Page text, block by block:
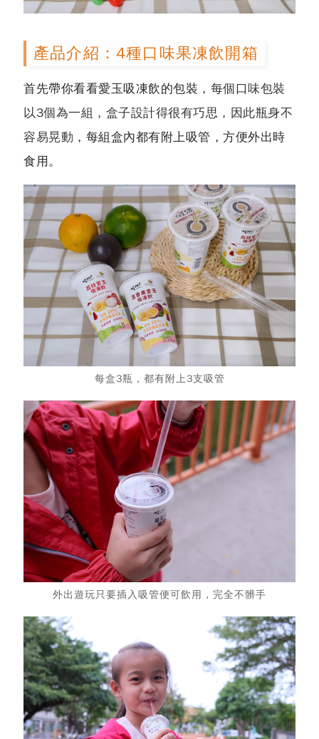
產品介紹：4種口味果凍飲開箱
首先帶你看看愛玉吸凍飲的包裝， 每個口味包裝
以3個為一組，盒子設計得很有巧思，因此瓶身不
容易晃動 ，每組盒內都有附上吸管，方便外出時
食用。
每盒3瓶，都有附上3支吸管
外出遊玩只要插入吸管便可飲用，完全不髒手